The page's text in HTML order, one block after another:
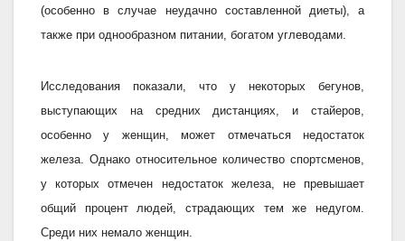
(особенно в случае неудачно составленной диеты), а
также при однообразном питании, богатом углеводами.
Исследования показали, что у некоторых бегунов,
выступающих на средних дистанциях, и стайеров,
особенно у женщин, может отмечаться недостаток
железа. Однако относительное количество спортсменов,
у которых отмечен недостаток железа, не превышает
общий процент людей, страдающих тем же недугом.
Среди них немало женщин.